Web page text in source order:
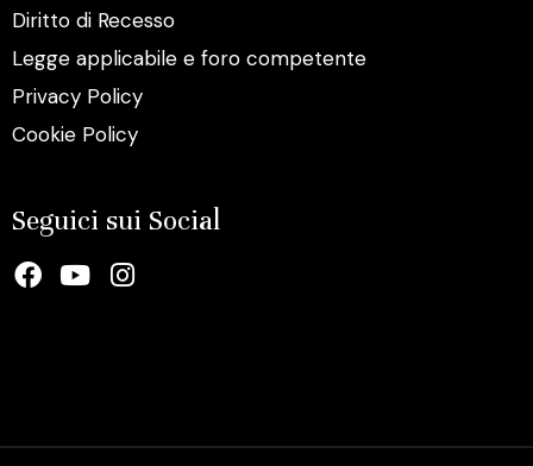
Diritto di Recesso
Legge applicabile e foro competente
Privacy Policy
Cookie Policy
Seguici sui Social